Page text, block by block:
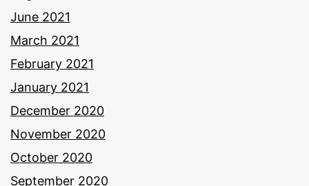
June 2021
March 2021
February 2021
January 2021
December 2020
November 2020
October 2020
September 2020